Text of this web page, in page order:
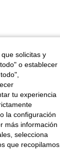
solicitas y
o establecer
tu experiencia
la configuración
más información
selecciona
que recopilamos,